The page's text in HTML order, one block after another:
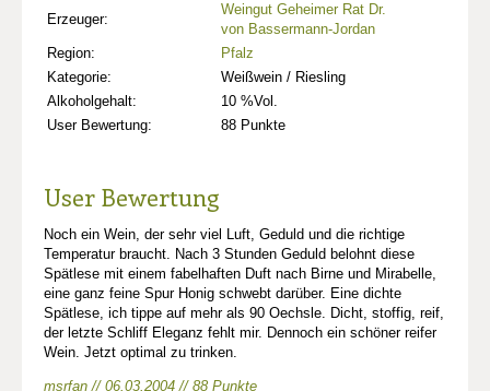
Erzeuger:
Weingut Geheimer Rat Dr.
von Bassermann-Jordan
Region:
Pfalz
Kategorie:
Weißwein / Riesling
Alkoholgehalt:
10 %Vol.
User Bewertung:
88 Punkte
User Bewertung
Noch ein Wein, der sehr viel Luft, Geduld und die richtige
Temperatur braucht. Nach 3 Stunden Geduld belohnt diese
Spätlese mit einem fabelhaften Duft nach Birne und Mirabelle,
eine ganz feine Spur Honig schwebt darüber. Eine dichte
Spätlese, ich tippe auf mehr als 90 Oechsle. Dicht, stoffig, reif,
der letzte Schliff Eleganz fehlt mir. Dennoch ein schöner reifer
Wein. Jetzt optimal zu trinken.
msrfan // 06.03.2004 // 88 Punkte